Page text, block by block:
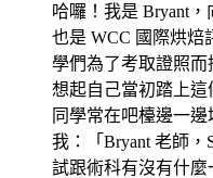
哈囉！我是 Bryant
也是 WCC 國際烘焙
學們為了考取證照
想起自己當初踏上
同學常在吧檯邊一
我：「Bryant 老師
試跟術科有沒有什麼